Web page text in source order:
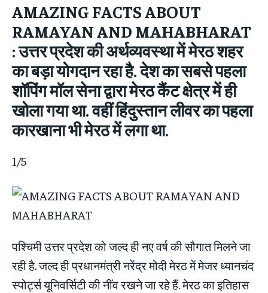
AMAZING FACTS ABOUT
RAMAYAN AND MAHABHARAT
:उत्तर प्रदेश की अर्थव्यवस्था में मेरठ शहर
का बड़ा योगदान रहा है. देश का सबसे पहला
शॉपिंग मॉल सेना द्वारा मेरठ कैंट क्षेत्र में ही
खोला गया था. वहीं हिंदुस्तान लीवर का पहला
कारखाना भी मेरठ में लगा था.
1/5
पश्चिमी उत्तर प्रदेश को जल्द ही नए वर्ष की सौगात मिलने जा
रही है. जल्द ही प्रधानमंत्री नरेंद्र मोदी मेरठ में मेजर ध्यानचंद
स्पोर्ट्स यूनिवर्सिटी की नींव रखने जा रहे हैं. मेरठ का इतिहास